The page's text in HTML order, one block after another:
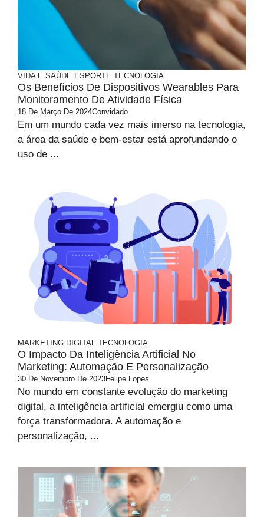
VIDA E SAÚDE ESPORTE TECNOLOGIA
Os Benefícios De Dispositivos Wearables Para
Monitoramento De Atividade Física
18 De Março De 2024Convidado
Em um mundo cada vez mais imerso na tecnologia,
a área da saúde e bem-estar está aprofundando o
uso de ...
MARKETING DIGITAL TECNOLOGIA
O Impacto Da Inteligência Artificial No
Marketing: Automação E Personalização
30 De Novembro De 2023Felipe Lopes
No mundo em constante evolução do marketing
digital, a inteligência artificial emergiu como uma
força transformadora. A automação e
personalização, ...